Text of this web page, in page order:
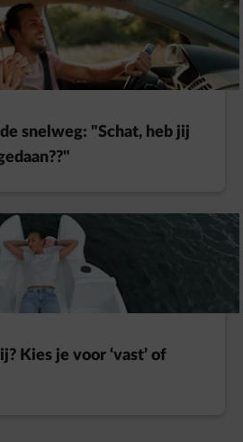
snelweg: "Schat, heb jij
Kies je voor ‘vast’ of